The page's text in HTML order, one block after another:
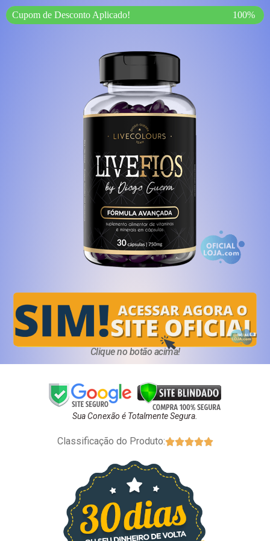
Cupom de Desconto Aplicado! 100%
Clique no botão acima!
Sua Conexão é Totalmente Segura.
Classificação do Produto: